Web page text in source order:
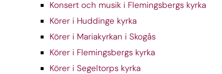
Konsert och musik i Flemingsbergs kyrka
Körer i Huddinge kyrka
Körer i Mariakyrkan i Skogås
Körer i Flemingsbergs kyrka
Körer i Segeltorps kyrka